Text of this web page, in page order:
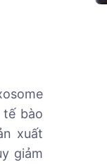
bào
xuất
giảm